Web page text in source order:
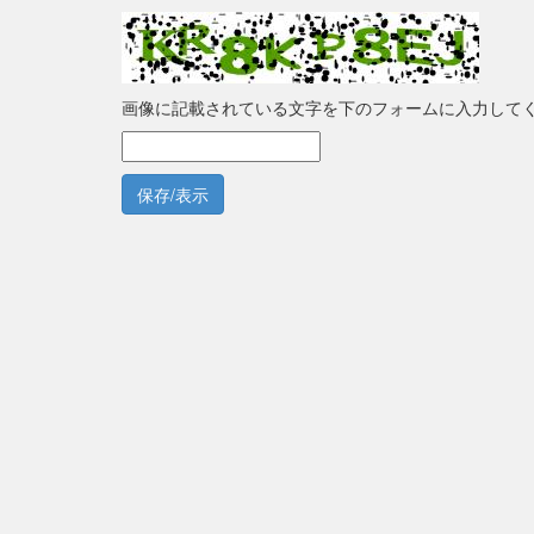
画像に記載されている文字を下のフォームに入力して
保存/表示